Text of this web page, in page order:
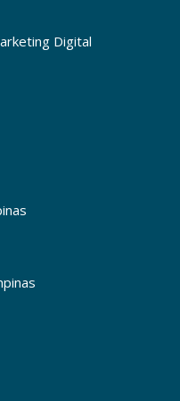
Digital